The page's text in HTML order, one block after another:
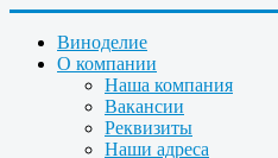
Виноделие
О компании
Наша компания
Вакансии
Реквизиты
Наши адреса